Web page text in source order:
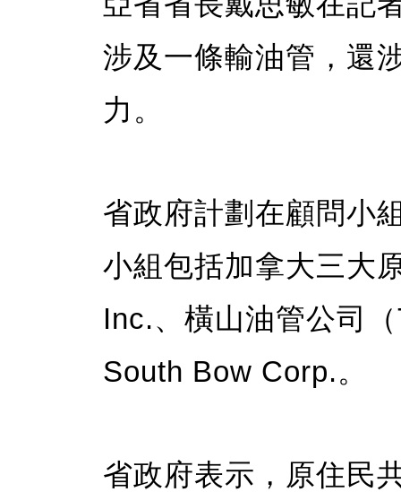
涉及一條輸油管，還
力。
省政府計劃在顧問小
小組包括加拿大三大
Inc.、橫山油管公司
South Bow Corp.。
省政府表示，原住民